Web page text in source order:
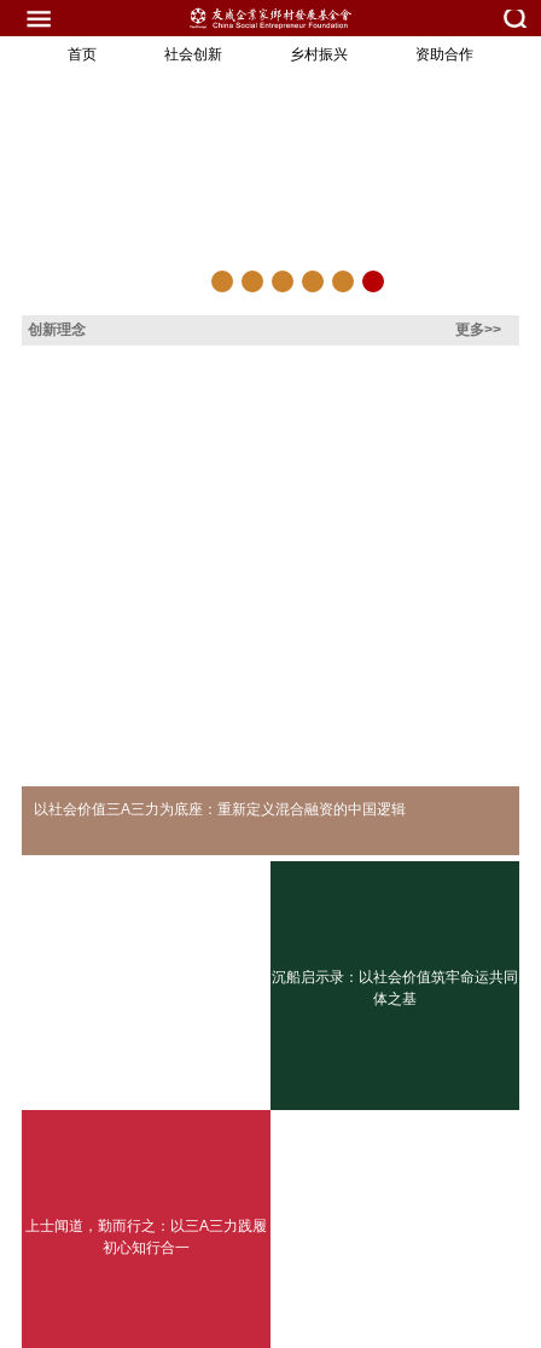
首页 社会创新 乡村振兴 资助合作
创新理念 更多>>
以社会价值三A三力为底座：重新定义混合融资的中国逻辑
沉船启示录：以社会价值筑牢命运共同
体之基
上士闻道，勤而行之：以三A三力践履
初心知行合一